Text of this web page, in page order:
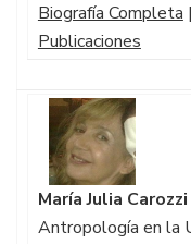
Biografía Completa |
Publicaciones
María Julia Carozzi
Antropología en la